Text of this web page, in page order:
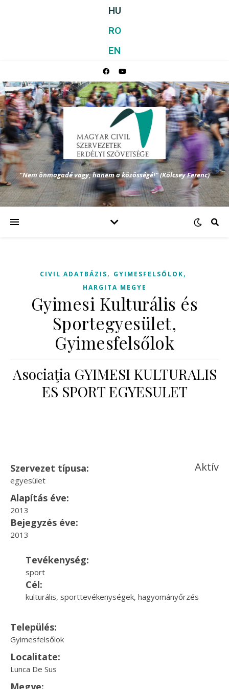
HU
RO
EN
"Nem önmagadé vagy, hanem a közösségé!" (Kölcsey Ferenc)
CIVIL ADATBÁZIS, GYIMESFELSŐLOK,
HARGITA MEGYE
Gyimesi Kulturális és
Sportegyesület,
Gyimesfelsőlok
Asociaţia GYIMESI KULTURALIS
ES SPORT EGYESULET
Szervezet típusa:
egyesület
Aktív
Alapítás éve:
2013
Bejegyzés éve:
2013
Tevékenység:
sport
Cél:
kulturális, sporttevékenységek, hagyományőrzés
Település:
Gyimesfelsőlok
Localitate:
Lunca De Sus
Megye: